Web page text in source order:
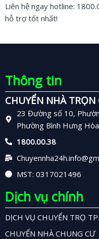
Liên hệ ngay hotline:
hỗ trợ tốt nhất!
Thông tin
CHUYỂN NHÀ TRỌN
23 Đường số 10,
Phường Bình Hưng
1800.00.38
MST: 0317021496
Dịch vụ chính
DỊCH VỤ CHUYỂN TRỌ
CHUYỂN NHÀ CHUNG CƯ